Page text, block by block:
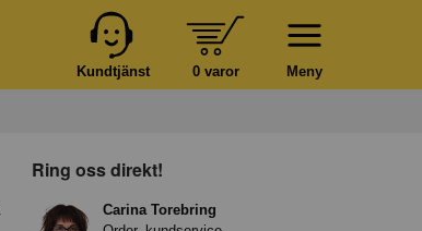
Meny
0 varor
Kundtjänst
Ring oss direkt!
Carina Torebring